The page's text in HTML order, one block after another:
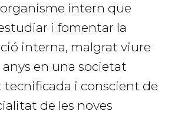
intern que
i fomentar la
interna, malgrat viure
anys en una societat
i conscient de
de les noves